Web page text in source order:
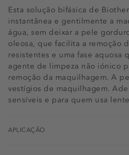
Esta solução bifásica de
instantânea e gentilmente a
água, sem deixar a pele
oleosa, que facilita a remoção
resistentes e uma fase aquosa
agente de limpeza não iónico
remoção da maquilhagem. A
vestígios de maquilhagem.
sensíveis e para quem usa
APLICAÇÃO